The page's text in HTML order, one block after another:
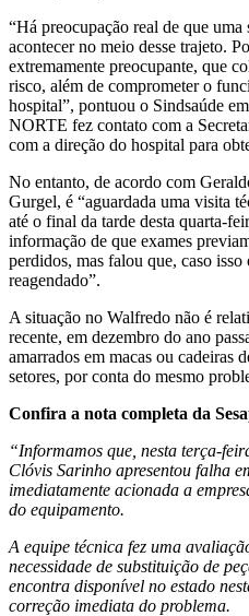
“Há preocupação real de que uma
acontecer no meio desse trajeto.
extremamente preocupante, que
risco, além de comprometer o
hospital”, pontuou o Sindsaúde
NORTE fez contato com a
com a direção do hospital para
No entanto, de acordo com
Gurgel, é “aguardada uma visita
até o final da tarde desta quarta-
informação de que exames
perdidos, mas falou que, caso
reagendado”.
A situação no Walfredo não é
recente, em dezembro do ano
amarrados em macas ou cadeiras
setores, por conta do mesmo
Confira a nota completa da
“Informamos que, nesta terça-
Clóvis Sarinho apresentou falha
imediatamente acionada a
do equipamento.
A equipe técnica fez uma
necessidade de substituição de
encontra disponível no estado
correção imediata do problema.